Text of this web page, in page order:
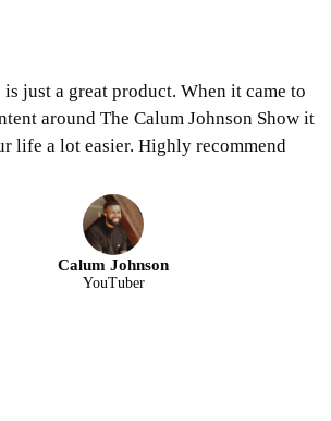
is just a great product. When it came to
around The Calum Johnson Show it
life a lot easier. Highly recommend
Calum Johnson
YouTuber